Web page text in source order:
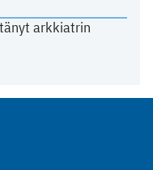
arkkiatrin